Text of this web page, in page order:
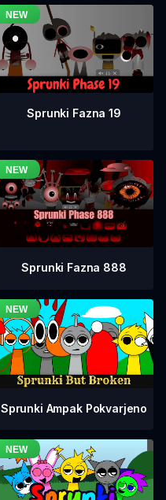
Sprunki Fazna 19
Sprunki Fazna 888
Sprunki Ampak Pokvarjeno